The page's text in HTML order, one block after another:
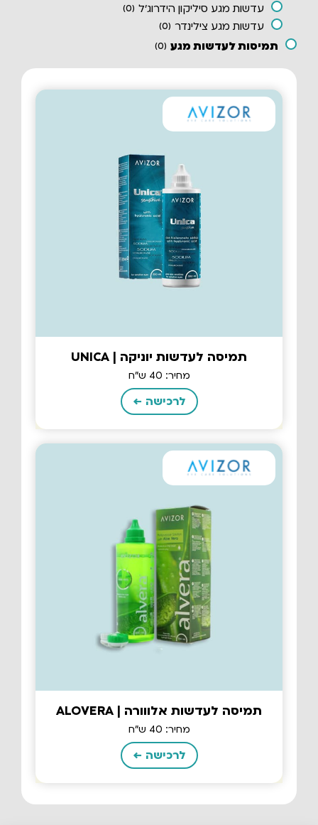
עדשות מגע סיליקון הידרוג'ל (
0
)
עדשות מגע צילינדר (
0
)
תמיסות לעדשות מגע (
0
)
תמיסה לעדשות יוניקה | UNICA
מחיר: 40 ש"ח
לרכישה ←
תמיסה לעדשות אלווורה | ALOVERA
מחיר: 40 ש"ח
לרכישה ←